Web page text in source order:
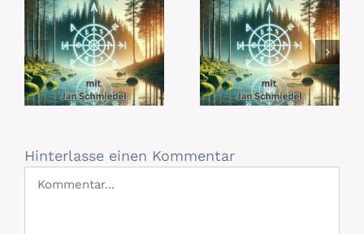
Hinterlasse einen Kommentar